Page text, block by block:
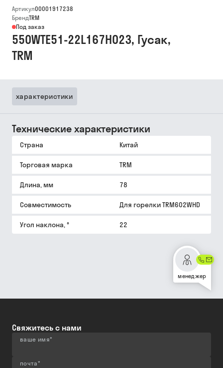
Артикул00001917238
БрендTRM
Под заказ
550WTE51-22L167H023, Гусак,
TRM
характеристики
Технические характеристики
Страна Китай
Торговая марка TRM
Длина, мм 78
Совместимость Для горелки TRM602WHD
Угол наклона, ° 22
менеджер
Свяжитесь с нами
ваше имя*
почта*